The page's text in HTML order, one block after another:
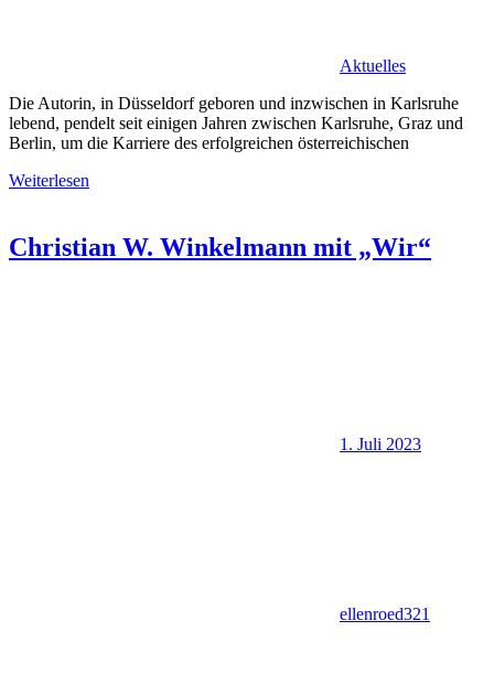
Aktuelles
Die Autorin, in Düsseldorf geboren und inzwischen in Karlsruhe
lebend, pendelt seit einigen Jahren zwischen Karlsruhe, Graz und
Berlin, um die Karriere des erfolgreichen österreichischen
Weiterlesen
Christian W. Winkelmann mit „Wir“
1. Juli 2023
ellenroed321